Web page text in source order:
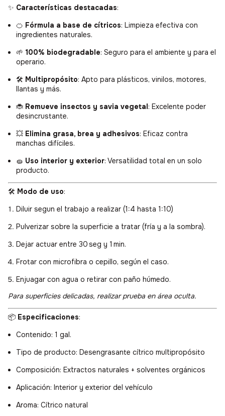
✨ Características destacadas:
🍊 Fórmula a base de cítricos: Limpieza efectiva con
ingredientes naturales.
🌱 100% biodegradable: Seguro para el ambiente y para el
operario.
🛠️ Multipropósito: Apto para plásticos, vinilos, motores,
llantas y más.
🐞 Remueve insectos y savia vegetal: Excelente poder
desincrustante.
💥 Elimina grasa, brea y adhesivos: Eficaz contra
manchas difíciles.
🧽 Uso interior y exterior: Versatilidad total en un solo
producto.
🛠️ Modo de uso:
Diluir segun el trabajo a realizar (1:4 hasta 1:10)
Pulverizar sobre la superficie a tratar (fría y a la sombra).
Dejar actuar entre 30 seg y 1 min.
Frotar con microfibra o cepillo, según el caso.
Enjuagar con agua o retirar con paño húmedo.
Para superficies delicadas, realizar prueba en área oculta.
📦 Especificaciones:
Contenido: 1 gal.
Tipo de producto: Desengrasante cítrico multipropósito
Composición: Extractos naturales + solventes orgánicos
Aplicación: Interior y exterior del vehículo
Aroma: Cítrico natural